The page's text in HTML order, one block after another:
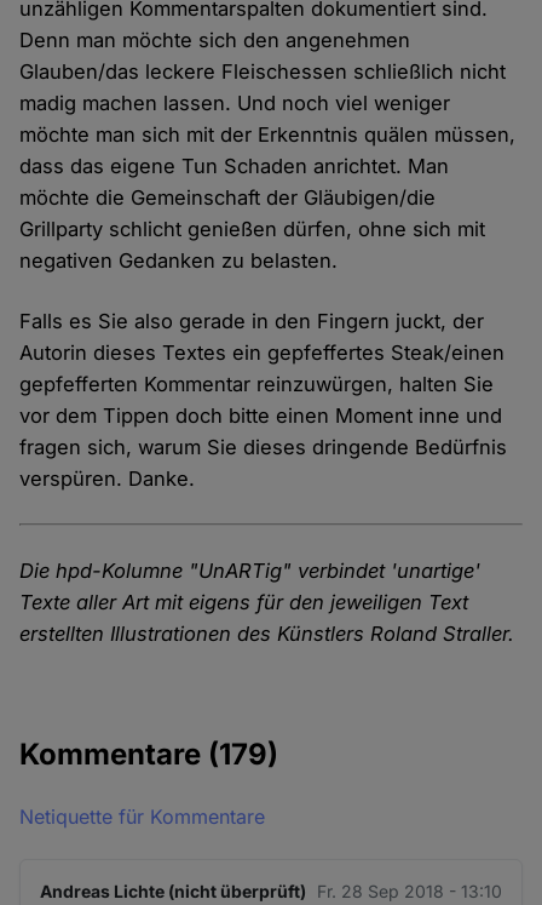
unzähligen Kommentarspalten dokumentiert sind.
Denn man möchte sich den angenehmen
Glauben/das leckere Fleischessen schließlich nicht
madig machen lassen. Und noch viel weniger
möchte man sich mit der Erkenntnis quälen müssen,
dass das eigene Tun Schaden anrichtet. Man
möchte die Gemeinschaft der Gläubigen/die
Grillparty schlicht genießen dürfen, ohne sich mit
negativen Gedanken zu belasten.
Falls es Sie also gerade in den Fingern juckt, der
Autorin dieses Textes ein gepfeffertes Steak/einen
gepfefferten Kommentar reinzuwürgen, halten Sie
vor dem Tippen doch bitte einen Moment inne und
fragen sich, warum Sie dieses dringende Bedürfnis
verspüren. Danke.
Die hpd-Kolumne "UnARTig" verbindet 'unartige'
Texte aller Art mit eigens für den jeweiligen Text
erstellten Illustrationen des Künstlers Roland Straller.
Kommentare (179)
Netiquette für Kommentare
Andreas Lichte (nicht überprüft) Fr. 28 Sep 2018 - 13:10